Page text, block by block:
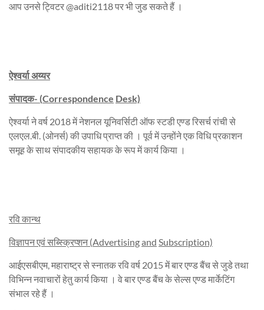
आप उनसे ट्विटर @aditi2118 पर भी जुड सकते हैं ।
ऐश्वर्याअय्यर
संपादक- (Correspondence Desk)
ऐश्वर्या ने वर्ष 2018 में नेशनल यूनिवर्सिटी ऑफ स्टडी एण्ड रिसर्च रांची से
एलएल.बी. (ओनर्स) की उपाधि प्राप्त की । पूर्व में उन्होंने एक विधि प्रकाशन
समूह के साथ संपादकीय सहायक के रूप में कार्य किया ।
रवि कान्थ
विज्ञापन एवंसब्स्क्रिप्शन(Advertisingand Subscription)
आईएसबीएम, महाराष्ट्र से स्नातक रवि वर्ष 2015 में बार एण्ड बैंच से जुडे तथा
विभिन्न नवाचारों हेतु कार्य किया । वे बार एण्ड बैंच के सेल्स एण्ड मार्केटिंग
संभाल रहे हैं ।